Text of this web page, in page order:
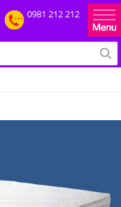
0981 212 212